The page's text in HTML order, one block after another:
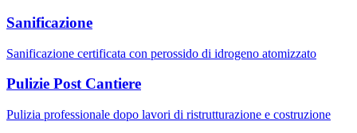
Sanificazione
Sanificazione certificata con perossido di idrogeno atomizzato
Pulizie Post Cantiere
Pulizia professionale dopo lavori di ristrutturazione e costruzione